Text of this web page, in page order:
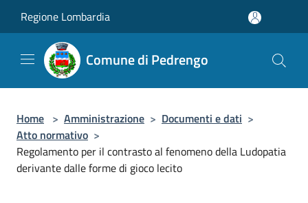
Regione Lombardia
Comune di Pedrengo
Home > Amministrazione > Documenti e dati >
Atto normativo >
Regolamento per il contrasto al fenomeno della Ludopatia
derivante dalle forme di gioco lecito